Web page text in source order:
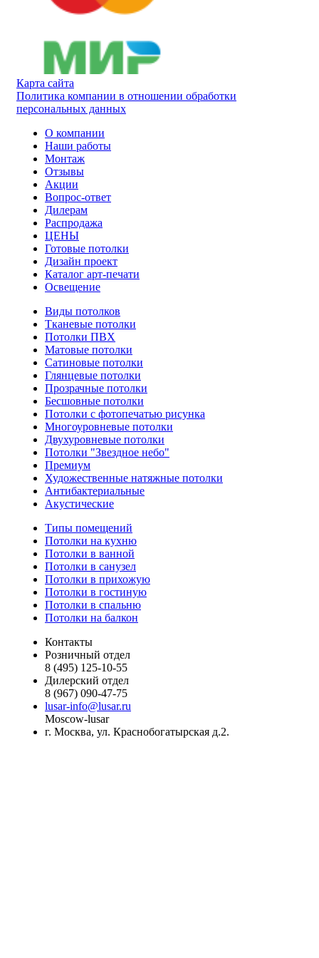
Карта сайта
Политика компании в отношении обработки
персональных данных
О компании
Наши работы
Монтаж
Отзывы
Акции
Вопрос-ответ
Дилерам
Распродажа
ЦЕНЫ
Готовые потолки
Дизайн проект
Каталог арт-печати
Освещение
Виды потолков
Тканевые потолки
Потолки ПВХ
Матовые потолки
Сатиновые потолки
Глянцевые потолки
Прозрачные потолки
Бесшовные потолки
Потолки с фотопечатью рисунка
Многоуровневые потолки
Двухуровневые потолки
Потолки "Звездное небо"
Премиум
Художественные натяжные потолки
Антибактериальные
Акустические
Типы помещений
Потолки на кухню
Потолки в ванной
Потолки в санузел
Потолки в прихожую
Потолки в гостиную
Потолки в спальню
Потолки на балкон
Контакты
Розничный отдел
8 (495) 125-10-55
Дилерский отдел
8 (967) 090-47-75
lusar-info@lusar.ru
Moscow-lusar
г. Москва, ул. Краснобогатырская д.2.